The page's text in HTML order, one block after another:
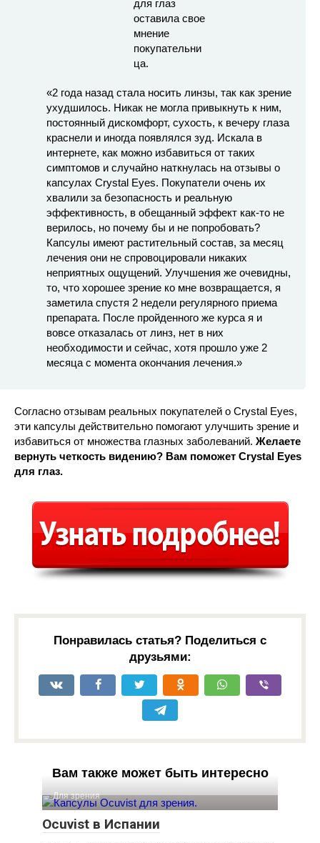
«2 года назад стала носить линзы, так как зрение
ухудшилось. Никак не могла привыкнуть к ним,
постоянный дискомфорт, сухость, к вечеру глаза
краснели и иногда появлялся зуд. Искала в
интернете, как можно избавиться от таких
симптомов и случайно наткнулась на отзывы о
капсулах Crystal Eyes. Покупатели очень их
хвалили за безопасность и реальную
эффективность, в обещанный эффект как-то не
верилось, но почему бы и не попробовать?
Капсулы имеют растительный состав, за месяц
лечения они не спровоцировали никаких
неприятных ощущений. Улучшения же очевидны,
то, что хорошее зрение ко мне возвращается, я
заметила спустя 2 недели регулярного приема
препарата. После пройденного же курса я и
вовсе отказалась от линз, нет в них
необходимости и сейчас, хотя прошло уже 2
месяца с момента окончания лечения.»
Согласно отзывам реальных покупателей о Crystal Eyes,
эти капсулы действительно помогают улучшить зрение и
избавиться от множества глазных заболеваний. Желаете
вернуть четкость видению? Вам поможет Crystal Eyes
для глаз.
Понравилась статья? Поделиться с
друзьями:
Вам также может быть интересно
Для зрения
Ocuvist в Испании